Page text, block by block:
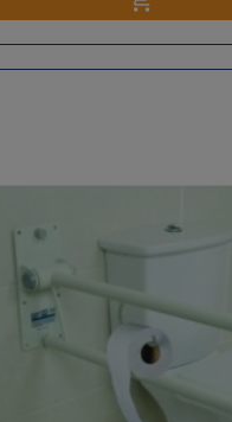
Ajouter au